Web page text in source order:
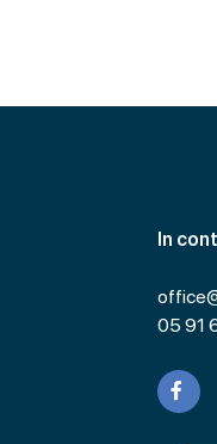
In
05 91